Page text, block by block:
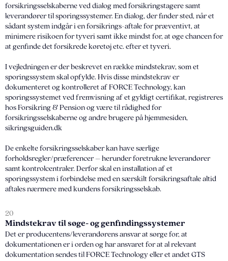
forsikringsselskaberne ved dialog med forsikringstagere samt
leverandører til sporingssystemer. En dialog, der finder sted, når et
sådant system indgår i en forsikrings-aftale for præventivt, at
minimere risikoen for tyveri samt ikke mindst for, at øge chancen for
at genfinde det forsikrede køretøj etc. efter et tyveri.
I vejledningen er der beskrevet en række mindstekrav, som et
sporingssystem skal opfylde. Hvis disse mindstekrav er
dokumenteret og kontrolleret af FORCE Technology, kan
sporingssystemet ved fremvisning af et gyldigt certifikat, registreres
hos Forsikring & Pension og være til rådighed for
forsikringsselskaberne og andre brugere på hjemmesiden,
sikringsguiden.dk
De enkelte forsikringsselskaber kan have særlige
forholdsregler/præferencer – herunder foretrukne leverandører
samt kontrolcentraler. Derfor skal en installation af et
sporingssystem i forbindelse med en særskilt forsikringsaftale altid
aftales nærmere med kundens forsikringsselskab.
20
Mindstekrav til søge- og genfindingssystemer
Det er producentens/leverandørens ansvar at sørge for, at
dokumentationen er i orden og har ansvaret for at al relevant
dokumentation sendes til FORCE Technology eller et andet GTS